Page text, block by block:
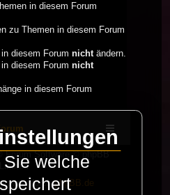
in diesem Forum
zu Themen in diesem Forum
diesem Forum nichtändern.
diesem Forum nicht
in diesem Forum
Forum Software © phpBB
Limited
durchphpBB.de
welche